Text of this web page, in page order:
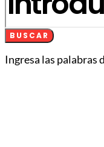
BUSCAR
Ingresa las palabras